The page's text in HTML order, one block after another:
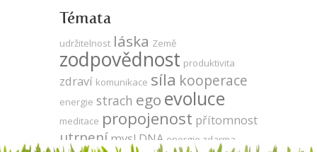
Témata
udržitelnost láska Země
zodpovědnost produktivita
zdraví komunikace síla kooperace
energie strach ego evoluce
meditace propojenost přítomnost
utrpení mysl DNA energie zdarma